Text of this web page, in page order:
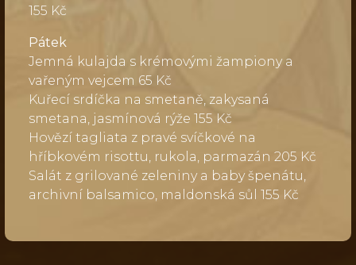
155 Kč
Pátek
Jemná kulajda s krémovými žampiony a
vařeným vejcem 65 Kč
Kuřecí srdíčka na smetaně, zakysaná
smetana, jasmínová rýže 155 Kč
Hovězí tagliata z pravé svíčkové na
hříbkovém risottu, rukola, parmazán 205 Kč
Salát z grilované zeleniny a baby špenátu,
archivní balsamico, maldonská sůl 155 Kč